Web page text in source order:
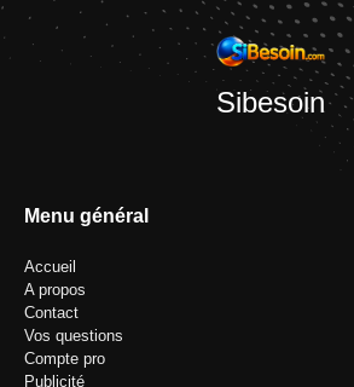
Sibesoin
Menu général
Accueil
A propos
Contact
Vos questions
Compte pro
Publicité